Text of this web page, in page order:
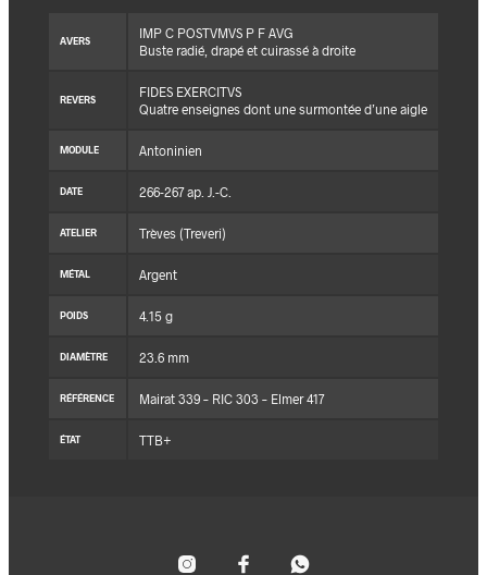
AVERS
IMP C POSTVMVS P F AVG
Buste radié, drapé et cuirassé à droite
REVERS
FIDES EXERCITVS
Quatre enseignes dont une surmontée d’une aigle
MODULE Antoninien
DATE 266-267 ap. J.-C.
ATELIER Trèves (Treveri)
MÉTAL Argent
POIDS 4.15 g
DIAMÈTRE 23.6 mm
RÉFÉRENCE Mairat 339 – RIC 303 – Elmer 417
ÉTAT TTB+